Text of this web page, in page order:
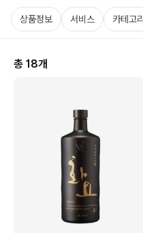
상품정보 서비스 카테고리
총 18개